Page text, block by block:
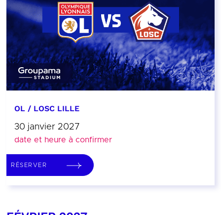
OL / LOSC LILLE
30 janvier 2027
date et heure à confirmer
RÉSERVER